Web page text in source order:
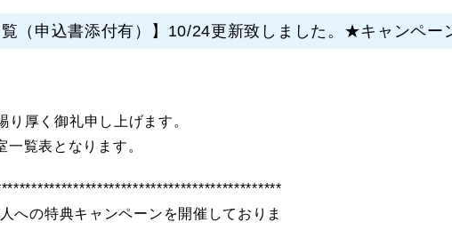
覧（申込書添付有）】10/24更新致しました。★キャンペ
厚く御礼申し上げます。
覧表となります。
への特典キャンペーンを開催しておりま
！！ 詳